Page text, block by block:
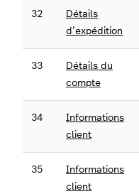
32
Détails
d’expédition
33
Détails du
compte
34
Informations
client
35
Informations
client